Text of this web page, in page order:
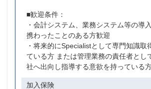
■歓迎条件：
・会計システム、業務システム等の導
携わったことのある方歓迎
・将来的にSpecialistとして専門知識取
ている方 または管理業務の責任者とし
社へ出向し指導する意欲を持っている
加入保険